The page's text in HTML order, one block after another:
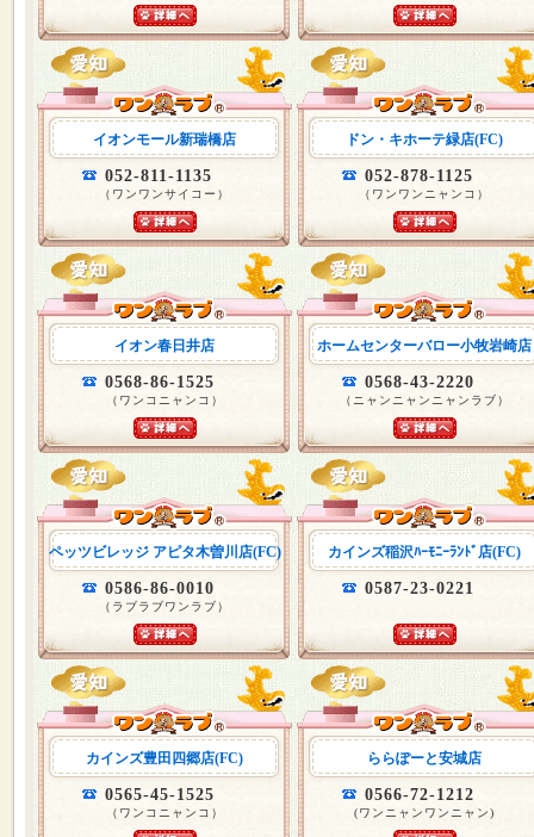
イオンモール新瑞橋店
052-811-1135
（ワンワンサイコー）
ドン・キホーテ緑店(FC)
052-878-1125
（ワンワンニャンコ）
イオン春日井店
0568-86-1525
（ワンコニャンコ）
ホームセンターバロー小牧岩崎店
0568-43-2220
（ニャンニャンニャンラブ）
ペッツビレッジ アピタ木曽川店(FC)
0586-86-0010
（ラブラブワンラブ）
カインズ稲沢ﾊｰﾓﾆｰﾗﾝﾄﾞ店(FC)
0587-23-0221
カインズ豊田四郷店(FC)
0565-45-1525
（ワンコニャンコ）
ららぽーと安城店
0566-72-1212
(ワンニャンワンニャン)